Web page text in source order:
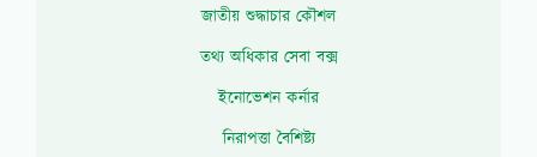
জাতীয় শুদ্ধাচার কৌশল
তথ্য অধিকার সেবা বক্স
ইনোভেশন কর্নার
নিরাপত্তা বৈশিষ্ট্য